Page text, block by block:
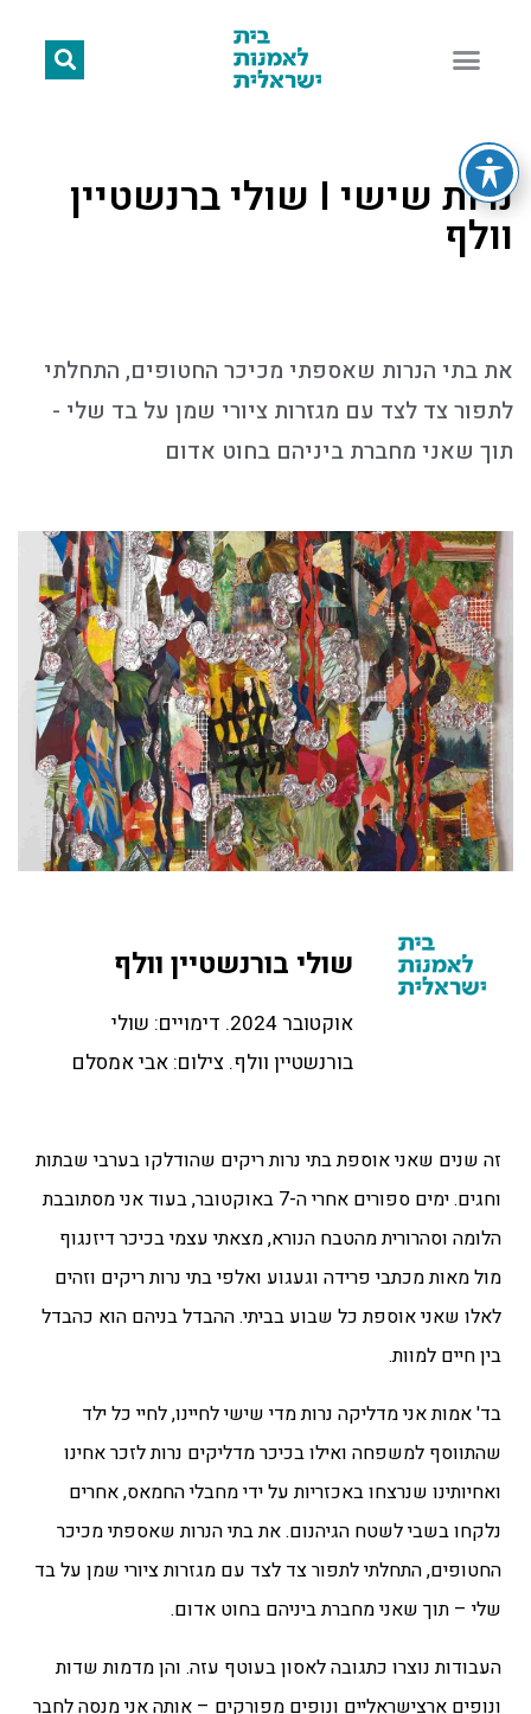
נרות שישי I שולי ברנשטיין
וולף
את בתי הנרות שאספתי מכיכר החטופים, התחלתי
לתפור צד לצד עם מגזרות ציורי שמן על בד שלי -
תוך שאני מחברת ביניהם בחוט אדום
שולי בורנשטיין וולף
אוקטובר 2024. דימויים: שולי
בורנשטיין וולף. צילום: אבי אמסלם
זה שנים שאני אוספת בתי נרות ריקים שהודלקו בערבי שבתות
וחגים. ימים ספורים אחרי ה-7 באוקטובר, בעוד אני מסתובבת
הלומה וסהרורית מהטבח הנורא, מצאתי עצמי בכיכר דיזנגוף
מול מאות מכתבי פרידה וגעגוע ואלפי בתי נרות ריקים וזהים
לאלו שאני אוספת כל שבוע בביתי. ההבדל בניהם הוא כהבדל
בין חיים למוות.
בד' אמות אני מדליקה נרות מדי שישי לחיינו, לחיי כל ילד
שהתווסף למשפחה ואילו בכיכר מדליקים נרות לזכר אחינו
ואחיותינו שנרצחו באכזריות על ידי מחבלי החמאס, אחרים
נלקחו בשבי לשטח הגיהנום.את בתי הנרות שאספתי מכיכר
החטופים, התחלתי לתפור צד לצד עם מגזרות ציורי שמן על בד
שלי – תוך שאני מחברת ביניהם בחוט אדום.
העבודות נוצרו כתגובה לאסון בעוטף עזה. והן מדמות שדות
ונופים ארצישראליים ונופים מפורקים – אותה אני מנסה לחבר